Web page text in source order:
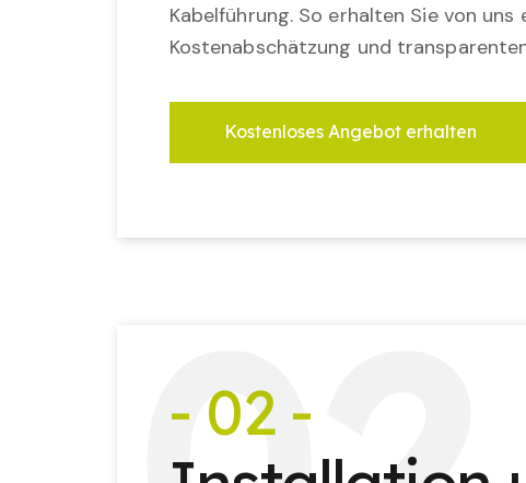
Kabelführung. So erhalten Sie von
Kostenabschätzung und
Kostenloses Angebot erhalten
- 02 -